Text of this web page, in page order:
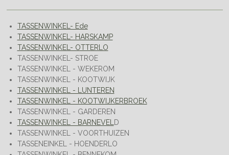
TASSENWINKEL- Ede
TASSENWINKEL- HARSKAMP
TASSENWINKEL- OTTERLO
TASSENWINKEL- STROE
TASSENWINKEL - WEKEROM
TASSENWINKEL - KOOTWIJK
TASSENWINKEL - LUNTEREN
TASSENWINKEL - KOOTWIJKERBROEK
TASSENWINKEL - GARDEREN
TASSENWINKEL - BARNEVEL
D
TASSENWINKEL - VOORTHUIZEN
TASSENEINKEL - HOENDERLO